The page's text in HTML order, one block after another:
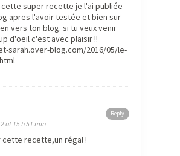
super recette je l'ai publiée
apres l'avoir testée et bien sur
vers ton blog. si tu veux venir
d'oeil c'est avec plaisir !!
sarah.over-blog.com/2016/05/le-
Reply
at 15 h 51 min
cette recette,un régal !